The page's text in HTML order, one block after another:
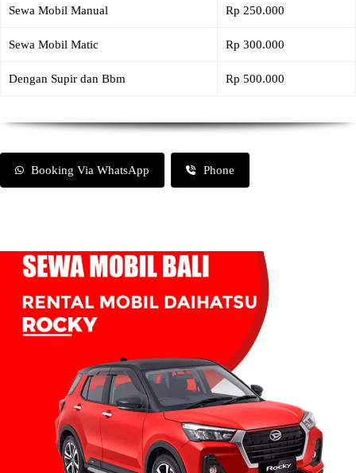
Sewa Mobil Manual Rp 250.000
Sewa Mobil Matic Rp 300.000
Dengan Supir dan Bbm Rp 500.000
Booking Via WhatsApp Phone